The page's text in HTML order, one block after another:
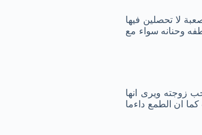
لا تحصلين فيها
وحنانه سواء مع
زوجته ويرى انها
ان الطمع داءما